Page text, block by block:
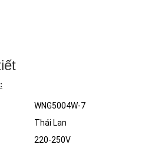
WNG5004W-7
Thái Lan
220-250V